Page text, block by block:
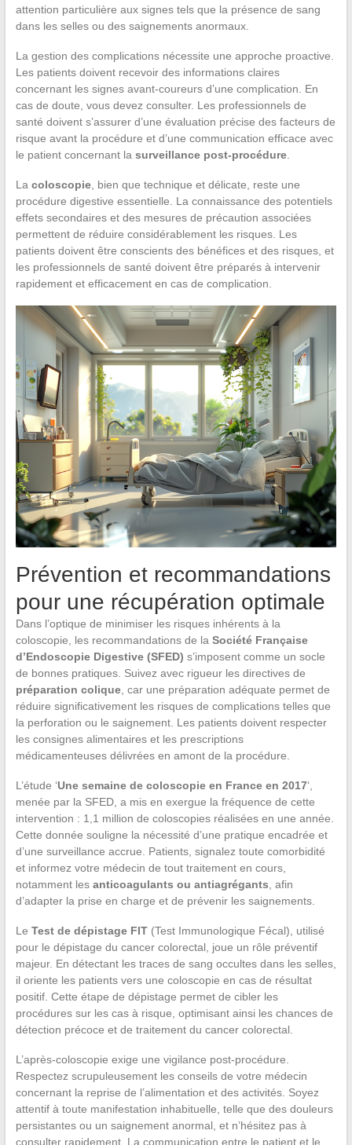
attention particulière aux signes tels que la présence de sang
dans les selles ou des saignements anormaux.
La gestion des complications nécessite une approche proactive.
Les patients doivent recevoir des informations claires
concernant les signes avant-coureurs d’une complication. En
cas de doute, vous devez consulter. Les professionnels de
santé doivent s’assurer d’une évaluation précise des facteurs de
risque avant la procédure et d’une communication efficace avec
le patient concernant la surveillance post-procédure.
La coloscopie, bien que technique et délicate, reste une
procédure digestive essentielle. La connaissance des potentiels
effets secondaires et des mesures de précaution associées
permettent de réduire considérablement les risques. Les
patients doivent être conscients des bénéfices et des risques, et
les professionnels de santé doivent être préparés à intervenir
rapidement et efficacement en cas de complication.
Prévention et recommandations
pour une récupération optimale
Dans l’optique de minimiser les risques inhérents à la
coloscopie, les recommandations de la Société Française
d’Endoscopie Digestive (SFED) s’imposent comme un socle
de bonnes pratiques. Suivez avec rigueur les directives de
préparation colique, car une préparation adéquate permet de
réduire significativement les risques de complications telles que
la perforation ou le saignement. Les patients doivent respecter
les consignes alimentaires et les prescriptions
médicamenteuses délivrées en amont de la procédure.
L’étude ‘Une semaine de coloscopie en France en 2017‘,
menée par la SFED, a mis en exergue la fréquence de cette
intervention : 1,1 million de coloscopies réalisées en une année.
Cette donnée souligne la nécessité d’une pratique encadrée et
d’une surveillance accrue. Patients, signalez toute comorbidité
et informez votre médecin de tout traitement en cours,
notamment les anticoagulants ou antiagrégants , afin
d’adapter la prise en charge et de prévenir les saignements.
Le Test de dépistage FIT(Test Immunologique Fécal), utilisé
pour le dépistage du cancer colorectal, joue un rôle préventif
majeur. En détectant les traces de sang occultes dans les selles,
il oriente les patients vers une coloscopie en cas de résultat
positif. Cette étape de dépistage permet de cibler les
procédures sur les cas à risque, optimisant ainsi les chances de
détection précoce et de traitement du cancer colorectal.
L’après-coloscopie exige une vigilance post-procédure.
Respectez scrupuleusement les conseils de votre médecin
concernant la reprise de l’alimentation et des activités. Soyez
attentif à toute manifestation inhabituelle, telle que des douleurs
persistantes ou un saignement anormal, et n’hésitez pas à
consulter rapidement. La communication entre le patient et le